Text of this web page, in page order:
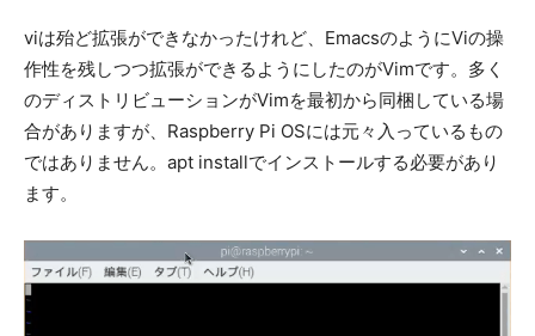
viは殆ど拡張ができなかったけれど、EmacsのようにViの操
作性を残しつつ拡張ができるようにしたのがVimです。多く
のディストリビューションがVimを最初から同梱している場
合がありますが、Raspberry Pi OSには元々入っているもの
ではありません。apt installでインストールする必要があり
ます。